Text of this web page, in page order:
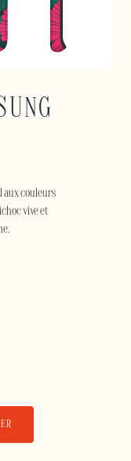
aux couleurs
vive et